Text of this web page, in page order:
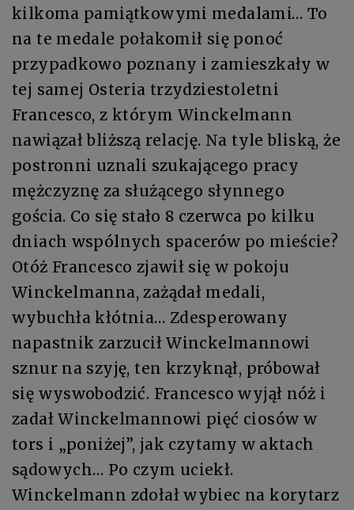
kilkoma pamiątkowymi medalami… To
na te medale połakomił się ponoć
przypadkowo poznany i zamieszkały w
tej samej Osteria trzydziestoletni
Francesco, z którym Winckelmann
nawiązał bliższą relację. Na tyle bliską, że
postronni uznali szukającego pracy
mężczyznę za służącego słynnego
gościa. Co się stało 8 czerwca po kilku
dniach wspólnych spacerów po mieście?
Otóż Francesco zjawił się w pokoju
Winckelmanna, zażądał medali,
wybuchła kłótnia… Zdesperowany
napastnik zarzucił Winckelmannowi
sznur na szyję, ten krzyknął, próbował
się wyswobodzić. Francesco wyjął nóż i
zadał Winckelmannowi pięć ciosów w
tors i „poniżej”, jak czytamy w aktach
sądowych… Po czym uciekł.
Winckelmann zdołał wybiec na korytarz